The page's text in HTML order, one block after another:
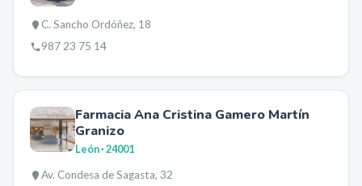
C. Sancho Ordóñez, 18
987 23 75 14
Farmacia Ana Cristina Gamero Martín
Granizo
León· 24001
Av. Condesa de Sagasta, 32